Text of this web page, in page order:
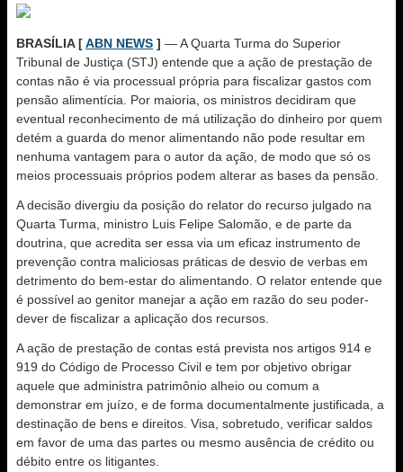
BRASÍLIA [ABN NEWS ] — A Quarta Turma do Superior
Tribunal de Justiça (STJ) entende que a ação de prestação de
contas não é via processual própria para fiscalizar gastos com
pensão alimentícia. Por maioria, os ministros decidiram que
eventual reconhecimento de má utilização do dinheiro por quem
detém a guarda do menor alimentando não pode resultar em
nenhuma vantagem para o autor da ação, de modo que só os
meios processuais próprios podem alterar as bases da pensão.
A decisão divergiu da posição do relator do recurso julgado na
Quarta Turma, ministro Luis Felipe Salomão, e de parte da
doutrina, que acredita ser essa via um eficaz instrumento de
prevenção contra maliciosas práticas de desvio de verbas em
detrimento do bem-estar do alimentando. O relator entende que
é possível ao genitor manejar a ação em razão do seu poder-
dever de fiscalizar a aplicação dos recursos.
A ação de prestação de contas está prevista nos artigos 914 e
919 do Código de Processo Civil e tem por objetivo obrigar
aquele que administra patrimônio alheio ou comum a
demonstrar em juízo, e de forma documentalmente justificada, a
destinação de bens e direitos. Visa, sobretudo, verificar saldos
em favor de uma das partes ou mesmo ausência de crédito ou
débito entre os litigantes.